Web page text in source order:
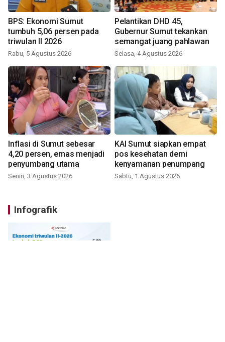
BPS: Ekonomi Sumut
tumbuh 5,06 persen pada
triwulan II 2026
Rabu, 5 Agustus 2026
Pelantikan DHD 45,
Gubernur Sumut tekankan
semangat juang pahlawan
Selasa, 4 Agustus 2026
Inflasi di Sumut sebesar
4,20 persen, emas menjadi
penyumbang utama
Senin, 3 Agustus 2026
KAI Sumut siapkan empat
pos kesehatan demi
kenyamanan penumpang
Sabtu, 1 Agustus 2026
Infografik